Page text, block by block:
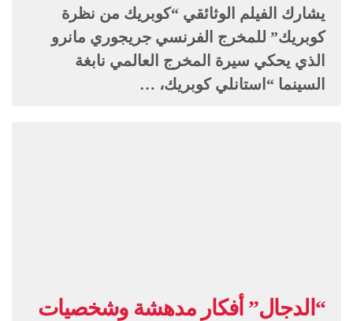
يشارك الفيلم الوثائقي “كوبريك من نظرة
كوبريك” للمخرج الفرنسي جريجوري مانرو
الذي يحكي سيرة المخرج العالمي نابغة
السينما “استانلي كوبريك، …
“الدجال” أفكار مدهشة وشخصيات